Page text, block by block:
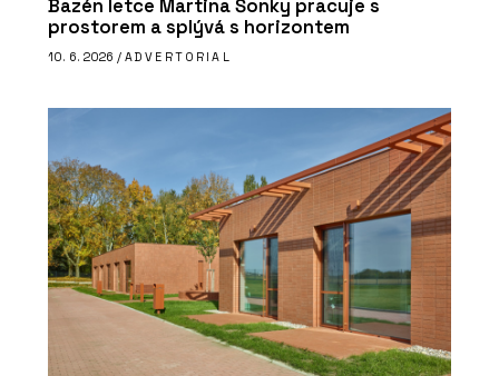
Bazén letce Martina Šonky pracuje s
prostorem a splývá s horizontem
10. 6. 2026 / ADVERTORIAL